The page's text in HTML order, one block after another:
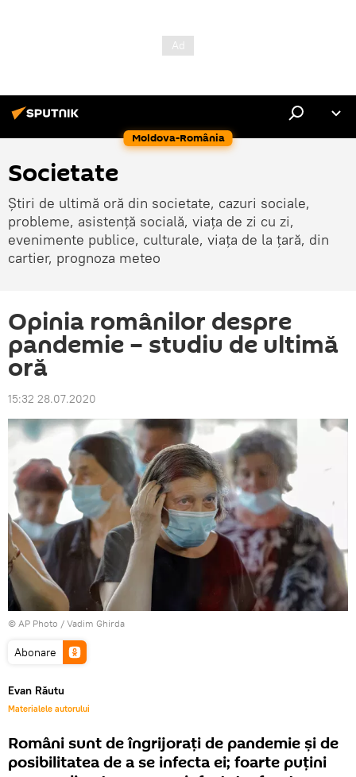
Moldova-România
Societate
Știri de ultimă oră din societate, cazuri sociale,
probleme, asistență socială, viața de zi cu zi,
evenimente publice, culturale, viața de la țară, din
cartier, prognoza meteo
Opinia românilor despre
pandemie – studiu de ultimă
oră
15:32 28.07.2020
© AP Photo / Vadim Ghirda
Abonare
Evan Răutu
Materialele autorului
Români sunt de îngrijorați de pandemie și de
posibilitatea de a se infecta ei; foarte puțini